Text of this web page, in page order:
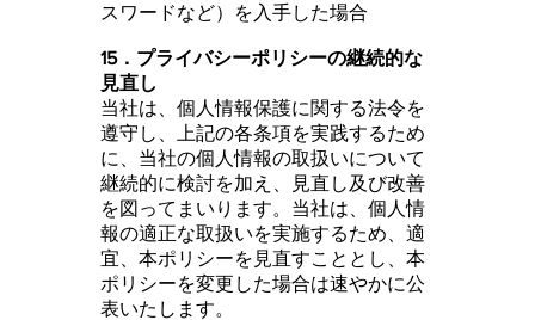
スワードなど）を入手した場合
15．プライバシーポリシーの継続的な
見直し
当社は、個人情報保護に関する法令を
遵守し、上記の各条項を実践するため
に、当社の個人情報の取扱いについて
継続的に検討を加え、見直し及び改善
を図ってまいります。当社は、個人情
報の適正な取扱いを実施するため、適
宜、本ポリシーを見直すこととし、本
ポリシーを変更した場合は速やかに公
表いたします。